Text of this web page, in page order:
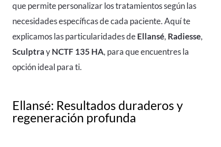
que permite personalizar los tratamientos según las
necesidades específicas de cada paciente. Aquí te
explicamos las particularidades deEllansé, Radiesse,
SculptrayNCTF 135 HA, para que encuentres la
opción ideal para ti.
Ellansé: Resultados duraderos y
regeneración profunda